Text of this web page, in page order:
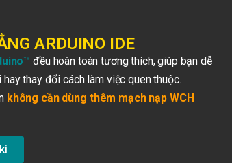
ARDUINO IDE
™đều hoàn toàn tương thích, giúp bạn dễ
thay đổi cách làm việc quen thuộc.
không cần dùng thêm mạch nạp WCH